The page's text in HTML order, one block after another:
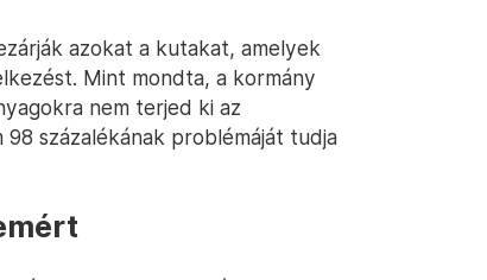
azokat a kutakat, amelyek
Mint mondta, a kormány
nem terjed ki az
százalékának problémáját tudja